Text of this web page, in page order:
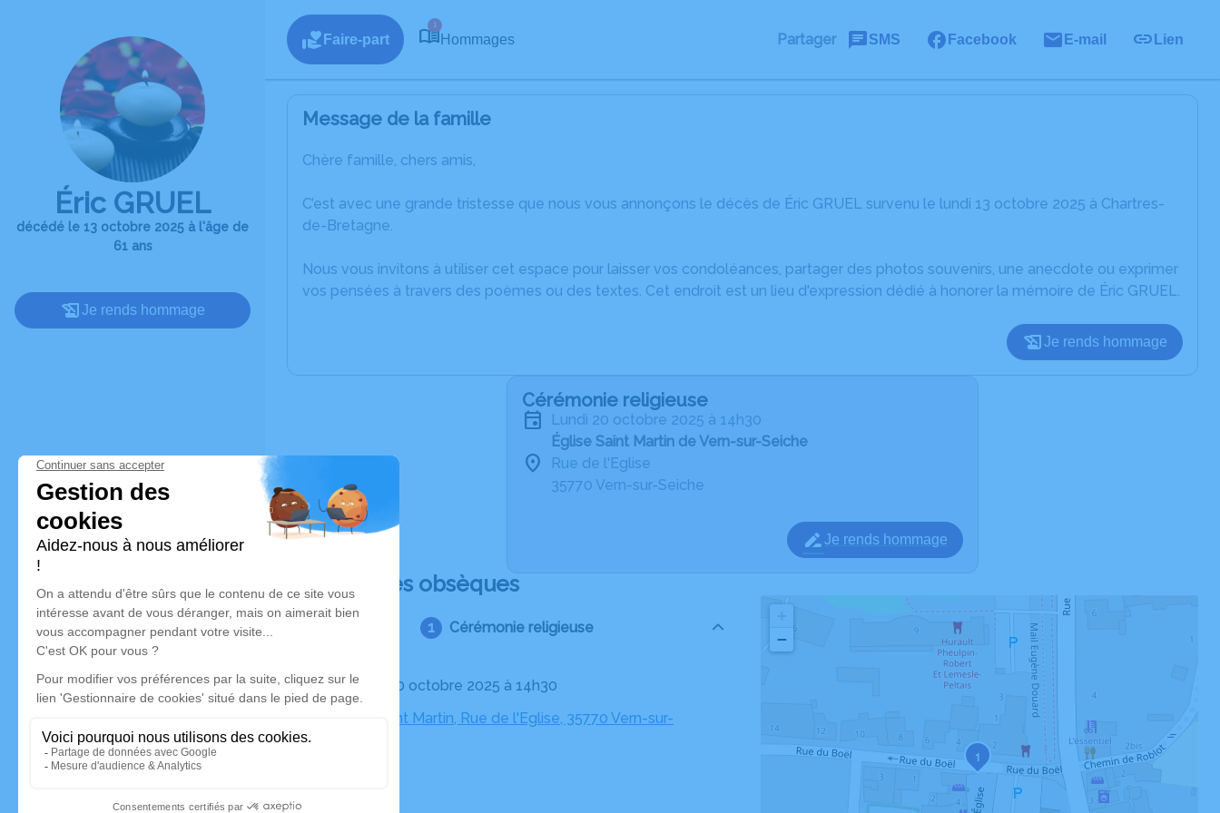
Éric GRUEL
décédé le 13 octobre 2025 à l'âge de
61 ans
Je rends hommage
Faire-part
1
Hommages Partager SMS Facebook E-mail Lien
Message de la famille
Chère famille, chers amis,
C’est avec une grande tristesse que nous vous annonçons le décès de Éric GRUEL survenu le lundi 13 octobre 2025 à Chartres-
de-Bretagne.
Nous vous invitons à utiliser cet espace pour laisser vos condoléances, partager des photos souvenirs, une anecdote ou exprimer
vos pensées à travers des poèmes ou des textes. Cet endroit est un lieu d'expression dédié à honorer la mémoire de Éric GRUEL.
Je rends hommage
Cérémonie religieuse
lundi 20 octobre 2025 à 14h30
Église Saint Martin de Vern-sur-Seiche
Rue de l'Eglise
35770 Vern-sur-Seiche
Je rends hommage
Déroulé des obsèques
Cérémonie religieuse
Le lundi 20 octobre 2025 à 14h30
Église Saint Martin, Rue de l'Eglise, 35770 Vern-sur-
1
−